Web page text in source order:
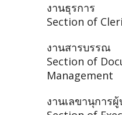
งานธุรการ
Section of
งานสารบรรณ
Section of
Management
งานเลขานุการ